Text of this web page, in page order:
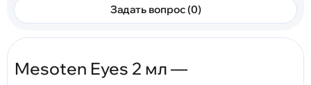
Задать вопрос (0)
Mesoten Eyes 2 мл —